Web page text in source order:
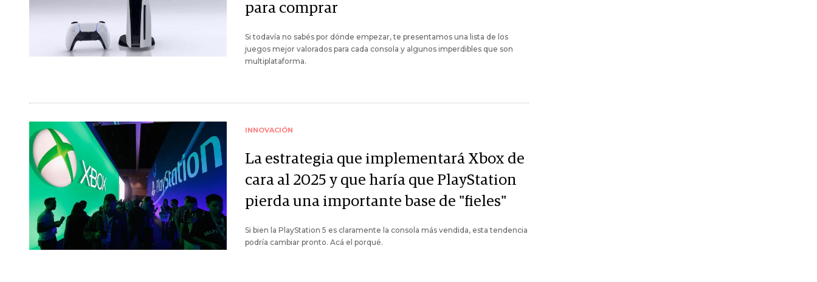
para comprar
Si todavía no sabés por dónde empezar, te presentamos una lista de los
juegos mejor valorados para cada consola y algunos imperdibles que son
multiplataforma.
INNOVACIÓN
La estrategia que implementará Xbox de
cara al 2025 y que haría que PlayStation
pierda una importante base de "fieles"
Si bien la PlayStation 5 es claramente la consola más vendida, esta tendencia
podría cambiar pronto. Acá el porqué.